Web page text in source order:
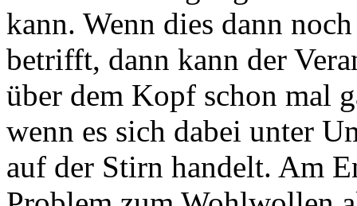
kann. Wenn dies dann
betrifft, dann kann der
über dem Kopf schon mal
wenn es sich dabei unter
auf der Stirn handelt. Am